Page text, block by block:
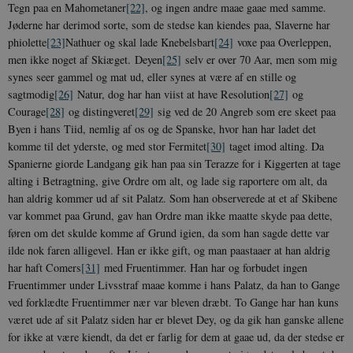
Tegn paa en Mahometaner[22], og ingen andre maae gaae med samme.
Jøderne har derimod sorte, som de stedse kan kiendes paa, Slaverne har
phiolette[23]Nathuer og skal lade Knebelsbart[24] voxe paa Overleppen,
men ikke noget af Skiæget. Deyen[25] selv er over 70 Aar, men som mig
synes seer gammel og mat ud, eller synes at være af en stille og
sagtmodig[26] Natur, dog har han viist at have Resolution[27] og
Courage[28] og distingveret[29] sig ved de 20 Angreb som ere skeet paa
Byen i hans Tiid, nemlig af os og de Spanske, hvor han har ladet det
komme til det yderste, og med stor Fermitet[30] taget imod alting. Da
Spanierne giorde Landgang gik han paa sin Terazze for i Kiggerten at tage
alting i Betragtning, give Ordre om alt, og lade sig raportere om alt, da
han aldrig kommer ud af sit Palatz. Som han observerede at et af Skibene
var kommet paa Grund, gav han Ordre man ikke maatte skyde paa dette,
føren om det skulde komme af Grund igien, da som han sagde dette var
ilde nok faren alligevel. Han er ikke gift, og man paastaaer at han aldrig
har haft Comers[31] med Fruentimmer. Han har og forbudet ingen
Fruentimmer under Livsstraf maae komme i hans Palatz, da han to Gange
ved forklædte Fruentimmer nær var bleven dræbt. To Gange har han kuns
været ude af sit Palatz siden har er blevet Dey, og da gik han ganske allene
for ikke at være kiendt, da det er farlig for dem at gaae ud, da der stedse er